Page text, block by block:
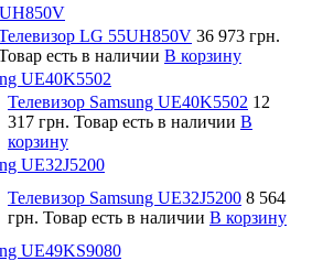
LG 55UH850V 36 973 грн.
есть в наличии В корзину
UE40K5502
Телевизор Samsung UE40K5502 12
317 грн. Товар есть в наличии В
корзину
UE32J5200
Телевизор Samsung UE32J5200 8 564
грн. Товар есть в наличии В корзину
UE49KS9080